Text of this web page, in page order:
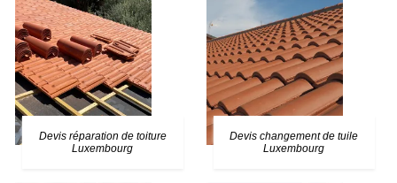
Devis réparation de toiture
Luxembourg
Devis changement de tuile
Luxembourg